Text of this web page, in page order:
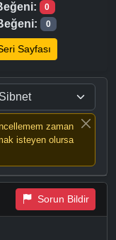
0
0
Sayfası
zaman
isteyen olursa
Sorun Bildir